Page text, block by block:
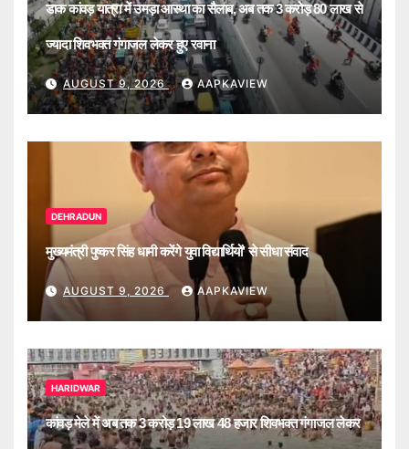
डाक कांवड़ यात्रा में उमड़ा आस्था का सैलाब, अब तक 3 करोड़ 80 लाख से
ज्यादा शिवभक्त गंगाजल लेकर हुए रवाना
AUGUST 9, 2026 AAPKAVIEW
DEHRADUN
मुख्यमंत्री पुष्कर सिंह धामी करेंगे युवा विद्यार्थियों’ से सीधा संवाद
AUGUST 9, 2026 AAPKAVIEW
HARIDWAR
कांवड़ मेले में अब तक 3 करोड़ 19 लाख 48 हजार शिवभक्त गंगाजल लेकर